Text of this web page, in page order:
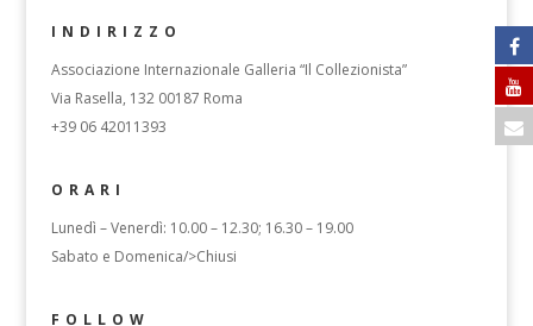
INDIRIZZO
Associazione Internazionale Galleria “Il Collezionista”
Via Rasella, 132 00187 Roma
+39 06 42011393
ORARI
Lunedì – Venerdì: 10.00 – 12.30; 16.30 – 19.00
Sabato e Domenica/>Chiusi
FOLLOW